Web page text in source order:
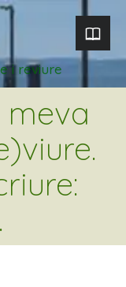
i reviure
meva